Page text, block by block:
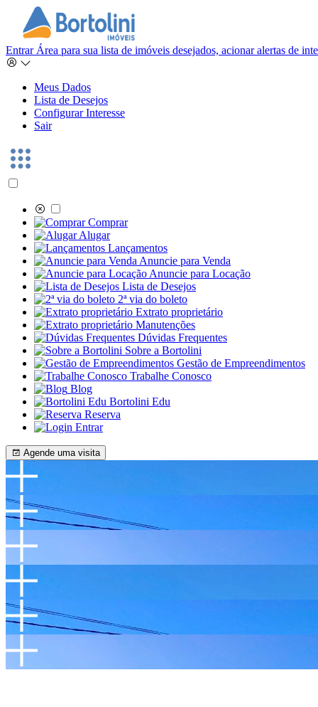
Entrar Área para sua lista de imóveis desejados, acionar alertas de
Meus Dados
Lista de Desejos
Configurar Interesse
Sair
Comprar
Alugar
Lançamentos
Anuncie para Venda
Anuncie para Locação
Lista de Desejos
2ª via do boleto
Extrato proprietário
Manutenções
Dúvidas Frequentes
Sobre a Bortolini
Gestão de Empreendimentos
Trabalhe Conosco
Blog
Bortolini Edu
Reserva
Entrar
Agende uma visita